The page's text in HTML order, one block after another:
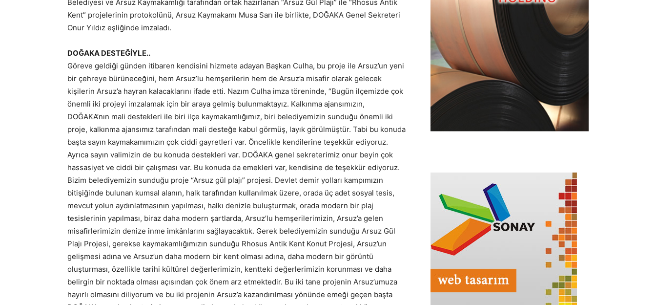
Belediyesi ve Arsuz Kaymakamlığı tarafından ortak hazırlanan “Arsuz Gül Plajı” ile “Rhosus Antik
Kent” projelerinin protokolünü, Arsuz Kaymakamı Musa Sarı ile birlikte, DOĞAKA Genel Sekreteri
Onur Yıldız eşliğinde imzaladı.
DOĞAKA DESTEĞİYLE..
Göreve geldiği günden itibaren kendisini hizmete adayan Başkan Culha, bu proje ile Arsuz’un yeni
bir çehreye bürüneceğini, hem Arsuz’lu hemşerilerin hem de Arsuz’a misafir olarak gelecek
kişilerin Arsuz’a hayran kalacaklarını ifade etti. Nazım Culha imza töreninde, “Bugün ilçemizde çok
önemli iki projeyi imzalamak için bir araya gelmiş bulunmaktayız. Kalkınma ajansımızın,
DOĞAKA’nın mali destekleri ile biri ilçe kaymakamlığımız, biri belediyemizin sunduğu önemli iki
proje, kalkınma ajansımız tarafından mali desteğe kabul görmüş, layık görülmüştür. Tabi bu konuda
başta sayın kaymakamımızın çok ciddi gayretleri var. Öncelikle kendilerine teşekkür ediyoruz.
Ayrıca sayın valimizin de bu konuda destekleri var. DOĞAKA genel sekreterimiz onur beyin çok
hassasiyet ve ciddi bir çalışması var. Bu konuda da emekleri var, kendisine de teşekkür ediyoruz.
Bizim belediyemizin sunduğu proje “Arsuz gül plajı” projesi. Devlet demir yolları kampımızın
bitişiğinde bulunan kumsal alanın, halk tarafından kullanılmak üzere, orada üç adet sosyal tesis,
mevcut yolun aydınlatmasının yapılması, halkı denizle buluşturmak, orada modern bir plaj
tesislerinin yapılması, biraz daha modern şartlarda, Arsuz’lu hemşerilerimizin, Arsuz’a gelen
misafirlerimizin denize inme imkânlarını sağlayacaktık. Gerek belediyemizin sunduğu Arsuz Gül
Plajı Projesi, gerekse kaymakamlığımızın sunduğu Rhosus Antik Kent Konut Projesi, Arsuz’un
gelişmesi adına ve Arsuz’un daha modern bir kent olması adına, daha modern bir görüntü
oluşturması, özellikle tarihi kültürel değerlerimizin, kentteki değerlerimizin korunması ve daha
belirgin bir noktada olması açısından çok önem arz etmektedir. Bu iki tane projenin Arsuz’umuza
hayırlı olmasını diliyorum ve bu iki projenin Arsuz’a kazandırılması yönünde emeği geçen başta